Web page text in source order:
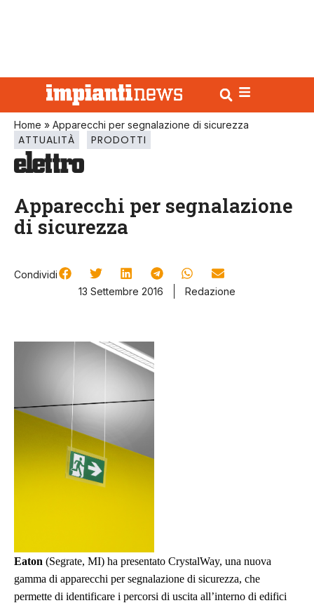
Home » Apparecchi per segnalazione di sicurezza
ATTUALITÀ PRODOTTI
Apparecchi per segnalazione
di sicurezza
Condividi
13 Settembre 2016
Redazione
Eaton (Segrate, MI) ha presentato CrystalWay, una nuova
gamma di apparecchi per segnalazione di sicurezza, che
permette di identificare i percorsi di uscita all’interno di edifici